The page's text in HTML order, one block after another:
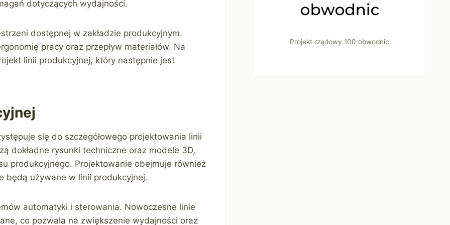
dotyczących wydajności.
dostępnej w zakładzie produkcyjnym.
pracy oraz przepływ materiałów. Na
linii produkcyjnej, który następnie jest
się do szczegółowego projektowania linii
dokładne rysunki techniczne oraz modele 3D,
produkcyjnego. Projektowanie obejmuje również
będą używane w linii produkcyjnej.
automatyki i sterowania. Nowoczesne linie
co pozwala na zwiększenie wydajności oraz
Projekt rządowy 100 obwodnic